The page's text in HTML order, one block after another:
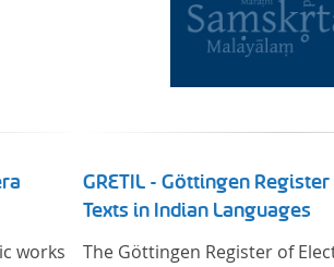
works
GRETIL - Göttingen
Texts in Indian Languages
The Göttingen Register of